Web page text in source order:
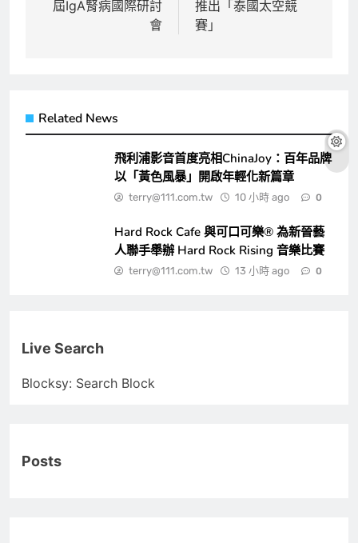
屆IgA腎病國際研討
會
推出「泰國太空競
賽」
Related News
飛利浦影音首度亮相ChinaJoy：百年品牌
以「黃色風暴」開啟年輕化新篇章
terry@111.com.tw 10 小時 ago 0
Hard Rock Cafe 與可口可樂® 為新晉藝
人聯手舉辦 Hard Rock Rising 音樂比賽
terry@111.com.tw 13 小時 ago 0
Live Search
Blocksy: Search Block
Posts